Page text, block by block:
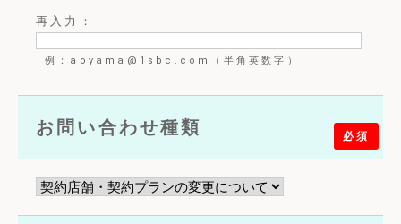
再入力：
例：aoyama@1sbc.com（半角英数字）
お問い合わせ種類 必須